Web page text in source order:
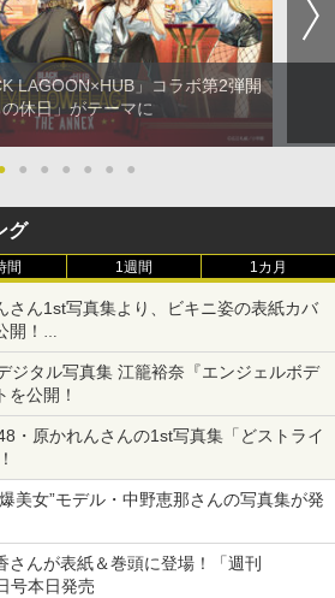
LAGOON×HUB」コラボ第2弾開
休日」がテーマに
● ● ● ● ● ●
グ
間 1週間 1カ月
さん1st写真集より、ビキニ姿の表紙カバ
開！
オフコート）」に決定
ジタル写真集 江籠裕奈『エンジェルボデ
を公開！
・原かれんさんの1st写真集「どストライ
美女”モデル・中野恵那さんの写真集が発
さんが表紙＆巻頭に登場！「週刊
号本日発売